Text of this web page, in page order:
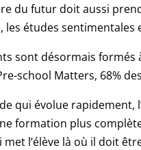
du futur doit aussi
les études
sont désormais
school Matters, 68%
qui évolue
formation plus
l’élève là où il doit